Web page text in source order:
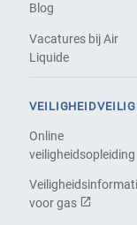
Blog
Vacatures bij Air
Liquide
Online
veiligheidsopleiding
voor gas